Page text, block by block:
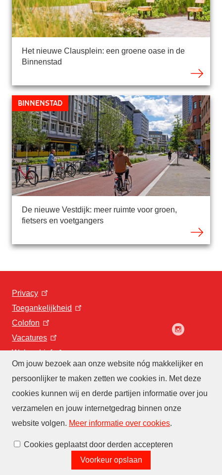
Om jouw bezoek aan onze website nóg makkelijker en
persoonlijker te maken zetten we cookies in. Met deze
cookies kunnen wij en derde partijen informatie over jou
verzamelen en jouw internetgedrag binnen onze
website volgen. Meer informatie over cookies.
Cookies geplaatst door derden accepteren
Voorkeur opslaan
Het nieuwe Clausplein: een groene oase in de
Binnenstad
De nieuwe Vestdijk: meer ruimte voor groen,
fietsers en voetgangers
Binnenstad
Privacy
Toegankelijkheid
Colofon
Vacatures
Webarchief
Cookies beheren